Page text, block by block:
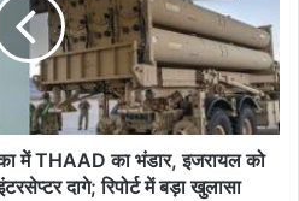
में THAAD का भंडार, इजरायल को
दागे; रिपोर्ट में बड़ा खुलासा